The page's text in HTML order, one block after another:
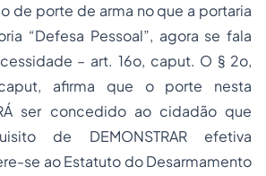
de porte de arma no que a portaria
“Defesa Pessoal”, agora se fala
– art. 16o, caput. O § 2o,
afirma que o porte nesta
ser concedido ao cidadão que
de DEMONSTRAR efetiva
se ao Estatuto do Desarmamento